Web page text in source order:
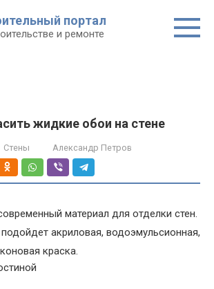
портал
и ремонте
жидкие обои на стене
Стены Александр Петров
материал для отделки стен.
акриловая, водоэмульсионная,
краска.